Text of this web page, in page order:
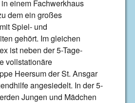
einem Fachwerkhaus
dem ein großes
Spiel- und
gehört. Im gleichen
ist neben der 5-Tage-
vollstationäre
Heersum der St. Ansgar
angesiedelt. In der 5-
Jungen und Mädchen